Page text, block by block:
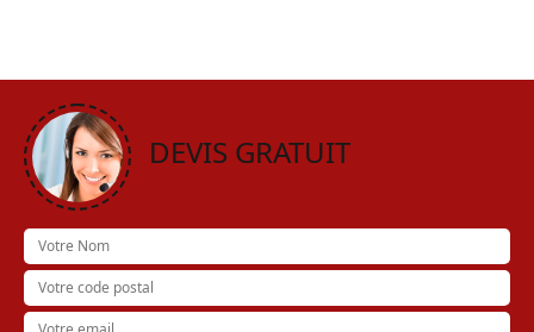
DEVIS GRATUIT